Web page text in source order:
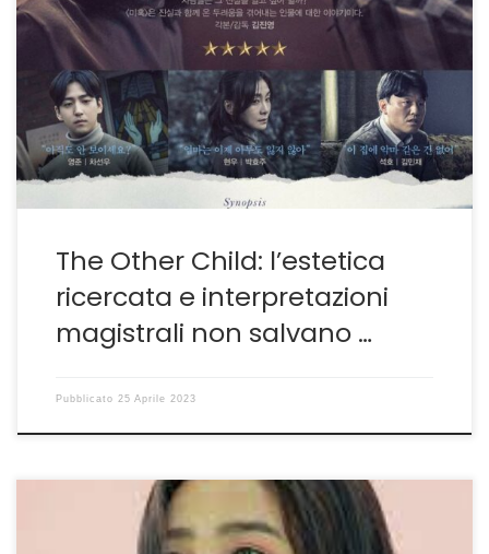
Kim Jin-young con l’ansia da prestazione ALLA SUA
PRIMA prova nel lungometraggio la sudcoreana Kim Jin-
young tradisce tutto ciò che accomuna gli esordienti.
Pone infatti troppa carne sul fuoco e alla fine priva un
film dall’ottimo potenziale di una coerenza e di una
fluidità narrativa che ne avrebbero fatto un […]
The Other Child: l’estetica
ricercata e interpretazioni
magistrali non salvano …
Pubblicato 25 Aprile 2023